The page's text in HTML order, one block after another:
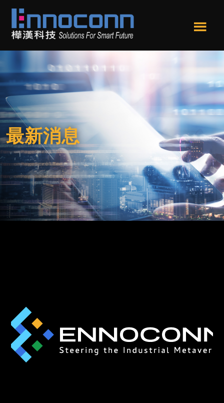
跳
转
到
主
要
跳
转
到
页
尾
樺
技
Ennoconn
Corp.
樺
漢
科
技
u
最新消息